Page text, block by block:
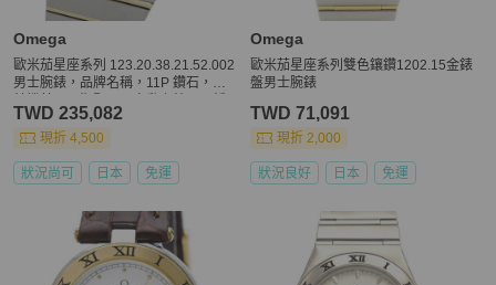
Omega
歐米茄星座系列 123.20.38.21.52.002
男士腕錶，品牌名稱，11P 鑽石，同
鋼 (SS) 和黃金 (YG) 組合。
TWD 235,082
現折 4,500
狀況尚可 日本 免運
Omega
歐米茄星座系列雙色鑲鑽1202.15金錶
盤男士腕錶
TWD 71,091
現折 2,000
狀況良好 日本 免運